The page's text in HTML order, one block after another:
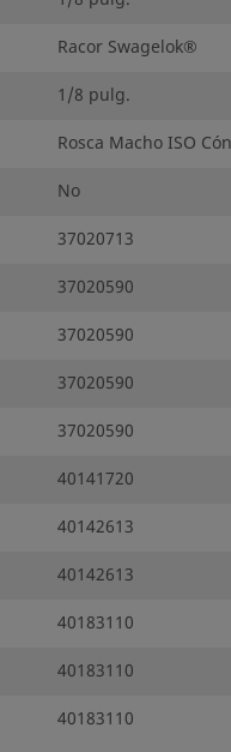
Racor Swagelok®
1/8 pulg.
Rosca Macho ISO
No
37020713
37020590
37020590
37020590
37020590
40141720
40142613
40142613
40183110
40183110
40183110